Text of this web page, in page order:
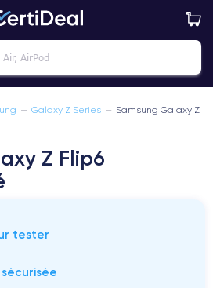
— Galaxy Z Series — Samsung Galaxy Z
Z Flip6
tester